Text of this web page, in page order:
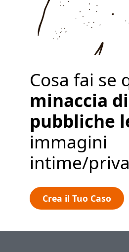
Politica sulla Privacy
Cosa fai se
minaccia
pubbliche
immagini
intime/
Crea il Tuo Caso